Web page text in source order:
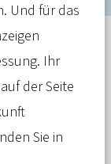
nur ein
des
Und für das
Ihr
der Seite
Sie in